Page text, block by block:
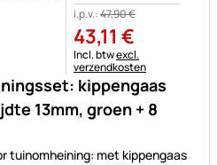
kippengaas
13mm, groen + 8
tuinomheining: met kippengaas
i.p.v.:47,90€
43,11 €
Belastinginformatie:
Incl. btwexcl.
verzendkosten